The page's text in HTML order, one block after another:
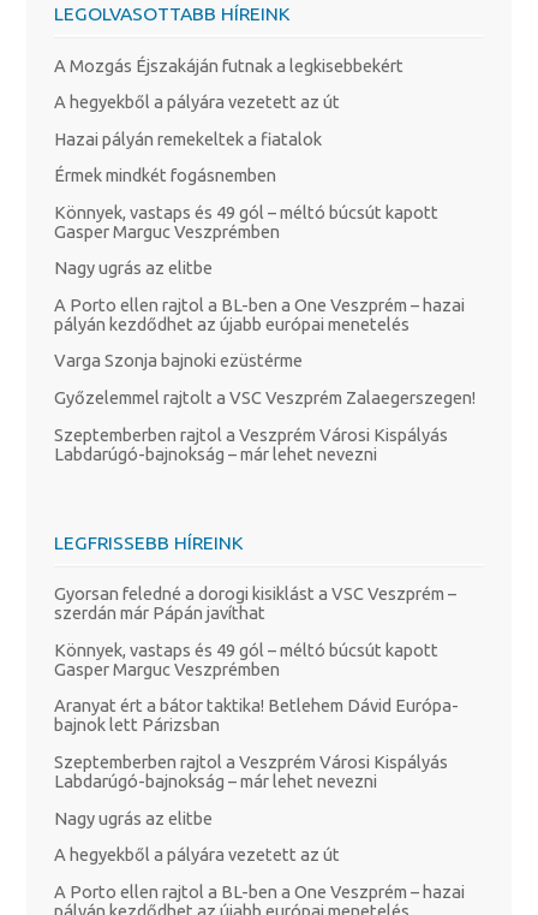
LEGOLVASOTTABB HÍREINK
A Mozgás Éjszakáján futnak a legkisebbekért
A hegyekből a pályára vezetett az út
Hazai pályán remekeltek a fiatalok
Érmek mindkét fogásnemben
Könnyek, vastaps és 49 gól – méltó búcsút kapott
Gasper Marguc Veszprémben
Nagy ugrás az elitbe
A Porto ellen rajtol a BL-ben a One Veszprém – hazai
pályán kezdődhet az újabb európai menetelés
Varga Szonja bajnoki ezüstérme
Győzelemmel rajtolt a VSC Veszprém Zalaegerszegen!
Szeptemberben rajtol a Veszprém Városi Kispályás
Labdarúgó-bajnokság – már lehet nevezni
LEGFRISSEBB HÍREINK
Gyorsan feledné a dorogi kisiklást a VSC Veszprém –
szerdán már Pápán javíthat
Könnyek, vastaps és 49 gól – méltó búcsút kapott
Gasper Marguc Veszprémben
Aranyat ért a bátor taktika! Betlehem Dávid Európa-
bajnok lett Párizsban
Szeptemberben rajtol a Veszprém Városi Kispályás
Labdarúgó-bajnokság – már lehet nevezni
Nagy ugrás az elitbe
A hegyekből a pályára vezetett az út
A Porto ellen rajtol a BL-ben a One Veszprém – hazai
pályán kezdődhet az újabb európai menetelés